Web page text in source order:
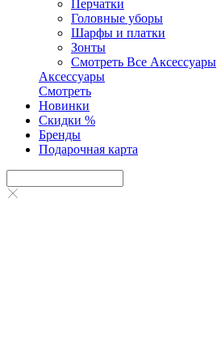
Перчатки
Головные уборы
Шарфы и платки
Зонты
Смотреть Все Аксессуары
Аксессуары
Смотреть
Новинки
Скидки %
Бренды
Подарочная карта